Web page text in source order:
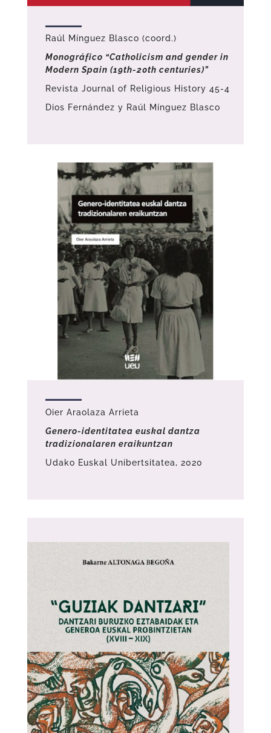
Raúl Mínguez Blasco (coord.)
Monográfico “Catholicism and gender in
Modern Spain (19th-20th centuries)”
Revista Journal of Religious History 45-4
Dios Fernández y Raúl Mínguez Blasco
Oier Araolaza Arrieta
Genero-identitatea euskal dantza
tradizionalaren eraikuntzan
Udako Euskal Unibertsitatea, 2020